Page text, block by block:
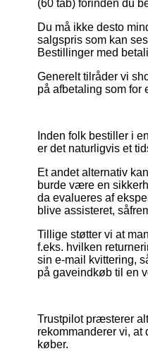
(60 tab) forinden du
Du må ikke desto
salgspris som kan
Bestillinger med
Generelt tilråder vi
på afbetaling som for
Inden folk bestiller i
er det naturligvis et
Et andet alternativ
burde være en
da evalueres af
blive assisteret,
Tillige støtter vi at
f.eks. hvilken
sin e-mail kvittering,
på gaveindkøb til en
Trustpilot præsterer
rekommanderer vi, at
køber.